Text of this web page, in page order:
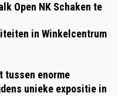
Open NK Schaken te
in Winkelcentrum
tussen enorme
unieke expositie in